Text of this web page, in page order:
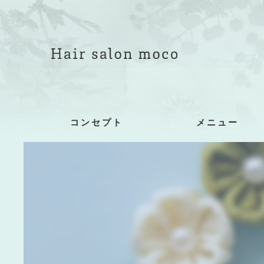
コンセプト メニュー
着付け詳細